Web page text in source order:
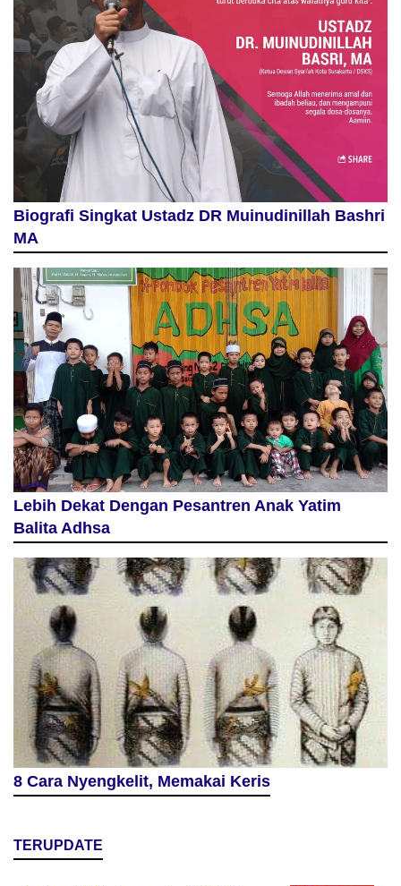
Biografi Singkat Ustadz DR Muinudinillah Bashri
MA
Lebih Dekat Dengan Pesantren Anak Yatim
Balita Adhsa
8 Cara Nyengkelit, Memakai Keris
TERUPDATE